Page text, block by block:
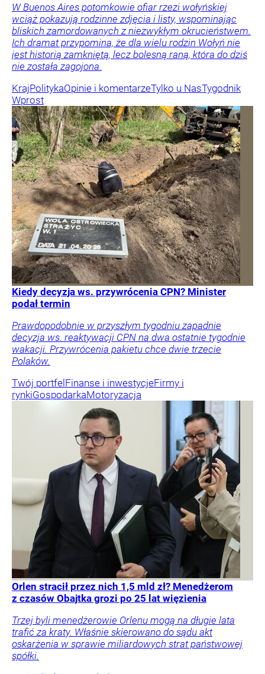
W Buenos Aires potomkowie ofiar rzezi wołyńskiej
wciąż pokazują rodzinne zdjęcia i listy, wspominając
bliskich zamordowanych z niezwykłym okrucieństwem.
Ich dramat przypomina, że dla wielu rodzin Wołyń nie
jest historią zamkniętą, lecz bolesną raną, która do dziś
nie została zagojona.
KrajPolitykaOpinie i komentarzeTylko u NasTygodnik
Wprost
Kiedy decyzja ws. przywrócenia CPN? Minister
podał termin
Prawdopodobnie w przyszłym tygodniu zapadnie
decyzja ws. reaktywacji CPN na dwa ostatnie tygodnie
wakacji. Przywrócenia pakietu chce dwie trzecie
Polaków.
Twój portfelFinanse i inwestycjeFirmy i
rynkiGospodarkaMotoryzacja
Orlen stracił przez nich 1,5 mld zł? Menedżerom
z czasów Obajtka grozi po 25 lat więzienia
Trzej byli menedżerowie Orlenu mogą na długie lata
trafić za kraty. Właśnie skierowano do sądu akt
oskarżenia w sprawie miliardowych strat państwowej
spółki.